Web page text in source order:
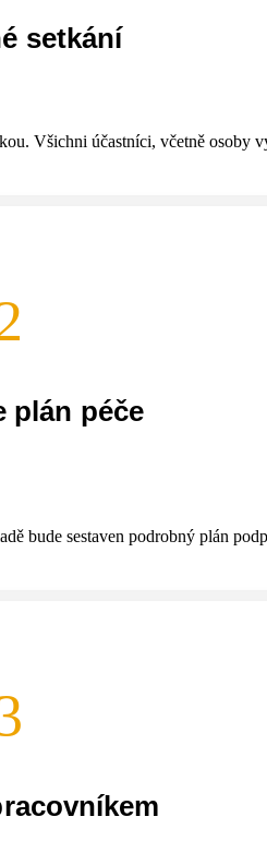
setkání
Všichni účastníci, včetně osoby
plán péče
bude sestaven podrobný plán